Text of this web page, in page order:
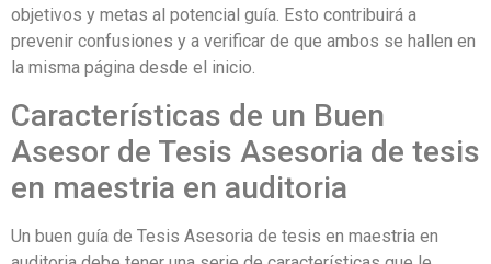
objetivos y metas al potencial guía. Esto contribuirá a
prevenir confusiones y a verificar de que ambos se hallen en
la misma página desde el inicio.
Características de un Buen
Asesor de Tesis Asesoria de tesis
en maestria en auditoria
Un buen guía de Tesis Asesoria de tesis en maestria en